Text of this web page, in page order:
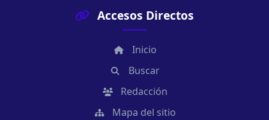
Accesos Directos
Inicio
Buscar
Redacción
Mapa del sitio